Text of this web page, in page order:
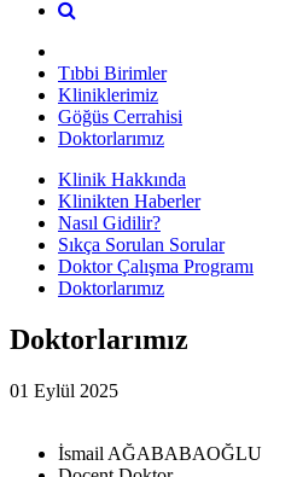
Tıbbi Birimler
Kliniklerimiz
Göğüs Cerrahisi
Doktorlarımız
Klinik Hakkında
Klinikten Haberler
Nasıl Gidilir?
Sıkça Sorulan Sorular
Doktor Çalışma Programı
Doktorlarımız
Doktorlarımız
01 Eylül 2025
İsmail AĞABABAOĞLU